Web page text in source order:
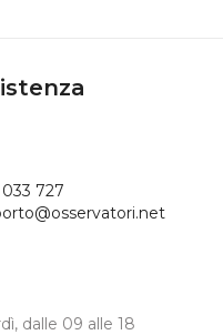
dalle 09 alle 18
727